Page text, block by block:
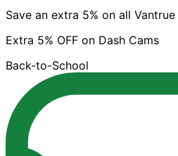
Save an extra 5% on all Vantrue
Extra 5% OFF on Dash Cams
Back-to-School